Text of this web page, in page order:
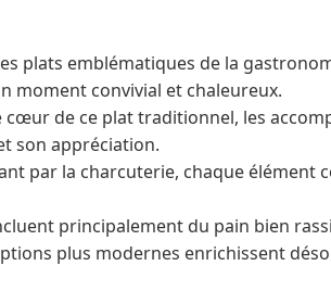
plats emblématiques de la
moment convivial et chaleureux.
cœur de ce plat traditionnel, les
son appréciation.
par la charcuterie, chaque élément
principalement du pain bien
plus modernes enrichissent